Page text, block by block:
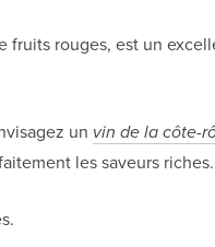
fruits rouges, est un
un vin de la côte-
les saveurs riches.